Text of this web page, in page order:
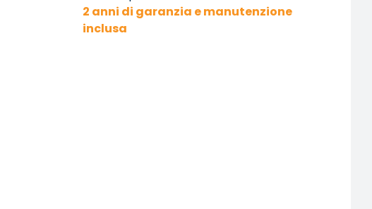
2 anni di garanzia e manutenzione
inclusa